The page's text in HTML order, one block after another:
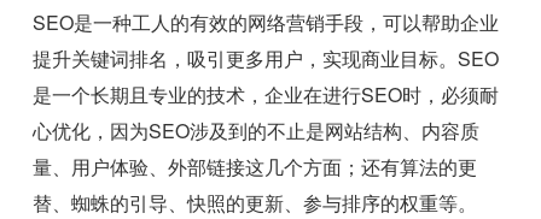
SEO是一种工人的有效的网络营销手段，可以帮助企业
提升关键词排名，吸引更多用户，实现商业目标。SEO
是一个长期且专业的技术，企业在进行SEO时，必须耐
心优化，因为SEO涉及到的不止是网站结构、内容质
量、用户体验、外部链接这几个方面；还有算法的更
替、蜘蛛的引导、快照的更新、参与排序的权重等。